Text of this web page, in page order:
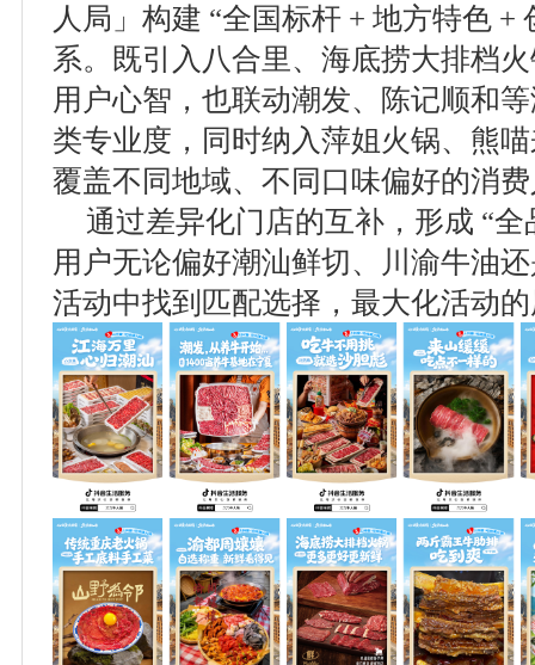
人局」构建 “全国标杆 + 地方特色 +
系。既引入八合里、海底捞大排档
用户心智，也联动潮发、陈记顺和
类专业度，同时纳入萍姐火锅、熊
覆盖不同地域、不同口味偏好的消
通过差异化门店的互补，形成 “
用户无论偏好潮汕鲜切、川渝牛油
活动中找到匹配选择，最大化活动